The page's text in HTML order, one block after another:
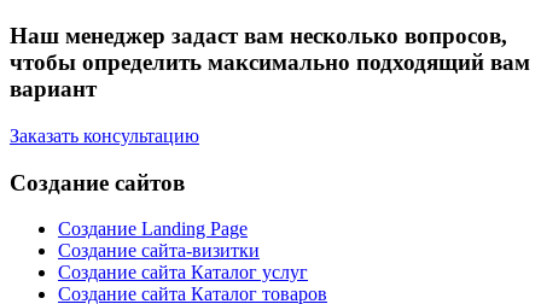
Наш менеджер задаст вам несколько вопросов,
чтобы определить максимально подходящий вам
вариант
Заказать консультацию
Создание сайтов
Создание Landing Page
Создание сайта-визитки
Создание сайта Каталог услуг
Создание сайта Каталог товаров